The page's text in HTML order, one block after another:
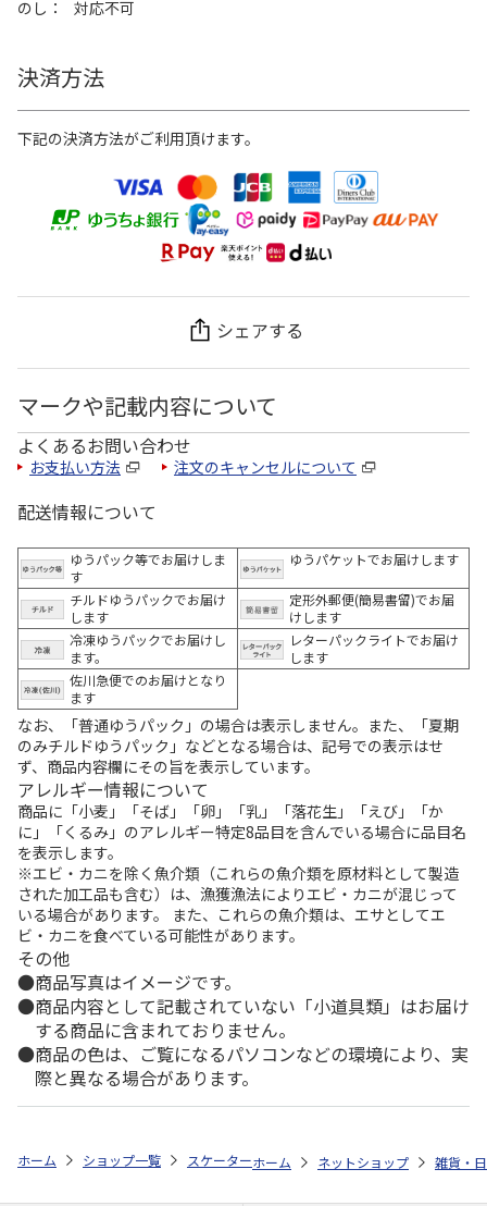
のし
対応不可
決済方法
下記の決済方法がご利用頂けます。
シェアする
マークや記載内容について
よくあるお問い合わせ
お支払い方法 注文のキャンセルについて
配送情報について
ゆうパック等でお届けしま
す
ゆうパケットでお届けします
チルドゆうパックでお届け
します
定形外郵便(簡易書留)でお届
けします
冷凍ゆうパックでお届けし
ます。
レターパックライトでお届け
します
佐川急便でのお届けとなり
ます
なお、「普通ゆうパック」の場合は表示しません。また、「夏期
のみチルドゆうパック」などとなる場合は、記号での表示はせ
ず、商品内容欄にその旨を表示しています。
アレルギー情報について
商品に「小麦」「そば」「卵」「乳」「落花生」「えび」「か
に」「くるみ」のアレルギー特定8品目を含んでいる場合に品目名
を表示します。
※エビ・カニを除く魚介類（これらの魚介類を原材料として製造
された加工品も含む）は、漁獲漁法によりエビ・カニが混じって
いる場合があります。 また、これらの魚介類は、エサとしてエ
ビ・カニを食べている可能性があります。
その他
商品写真はイメージです。
商品内容として記載されていない「小道具類」はお届け
する商品に含まれておりません。
商品の色は、ご覧になるパソコンなどの環境により、実
際と異なる場合があります。
ホーム ショップ一覧 スケーター 吸水速乾 フード付バスポンチョ ベ
ホーム ネットショップ 雑貨・